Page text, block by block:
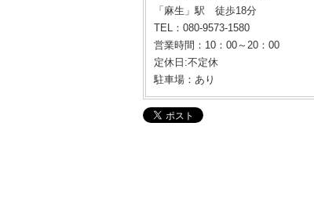
「麻生」駅 徒歩18分
TEL：080-9573-1580
営業時間：10：00～20：00
定休日:不定休
駐車場：あり